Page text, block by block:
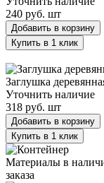
240 руб. шт
Добавить в корзину
Купить в 1 клик
Заглушка
Уточнить наличие
318 руб. шт
Добавить в корзину
Купить в 1 клик
Материалы в
заказа